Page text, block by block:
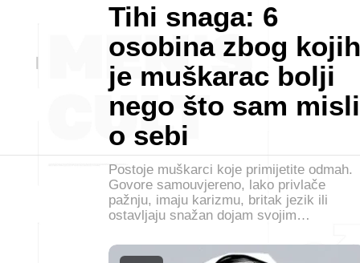
Tihi snaga: 6
osobina zbog kojih
je muškarac bolji
nego što sam misli
o sebi
Postoje muškarci koje primijetite odmah.
Govore samouvjereno, lako privlače
pažnju, imaju karizmu, britak jezik ili
ostavljaju snažan dojam svojim…